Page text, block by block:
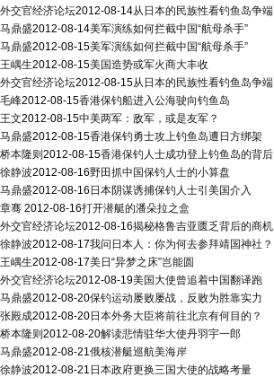
外交官经济论坛2012-08-14从日本的民族性看钓鱼岛争端
马鼎盛2012-08-14美军演练如何拦截中国“航母杀手”
马鼎盛2012-08-15美军演练如何拦截中国“航母杀手”
王嵎生2012-08-15美国造势或军火商大丰收
外交官经济论坛2012-08-15从日本的民族性看钓鱼岛争端
毛峰2012-08-15香港保钓船进入公海驶向钓鱼岛
王文2012-08-15中美两军：敌军，或是友军？
马鼎盛2012-08-15香港保钓勇士攻上钓鱼岛遭日方绑架
桥本隆则 2012-08-15香港保钓人士成功登上钓鱼岛的背后
徐静波2012-08-16野田抓中国保钓人士的小算盘
马鼎盛2012-08-16 日本阴谋诱捕保钓人士引美国介入
章骞 2012-08-16打开潜艇的潘朵拉之盒
外交官经济论坛2012-08-16揭秘格鲁吉亚匮乏背后的商机
徐静波2012-08-17我问日本人：你为何去参拜靖国神社？
王嵎生2012-08-17美日“异梦之床”岂能圆
外交官经济论坛2012-08-19美国大使曾追着中国翻译跑
马鼎盛2012-08-20保钓运动屡败屡战，反败为胜靠实力
张殿成2012-08-20日本外务大臣将前往北京有何目的？
桥本隆则 2012-08-20解读悲情驻华大使丹羽宇一郎
马鼎盛2012-08-21俄核潜艇巡航美海岸
徐静波2012-08-21 日本政府更换三国大使的战略考量